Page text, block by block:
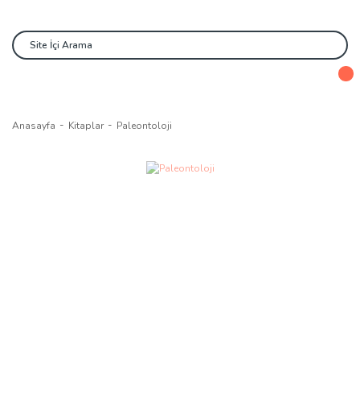
Anasayfa Kitaplar Paleontoloji